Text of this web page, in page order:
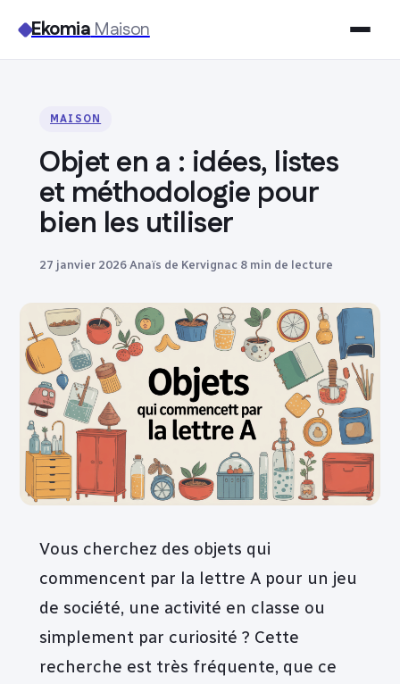
EkomiaMaison
Jardinage
Immobilier
Déco
MAISON
Objet en a : idées, listes
et méthodologie pour
bien les utiliser
27 janvier 2026Anaïs de Kervignac 8 min de lecture
Vous cherchez des objets qui
commencent par la lettre A pour un jeu
de société, une activité en classe ou
simplement par curiosité ? Cette
recherche est très fréquente, que ce